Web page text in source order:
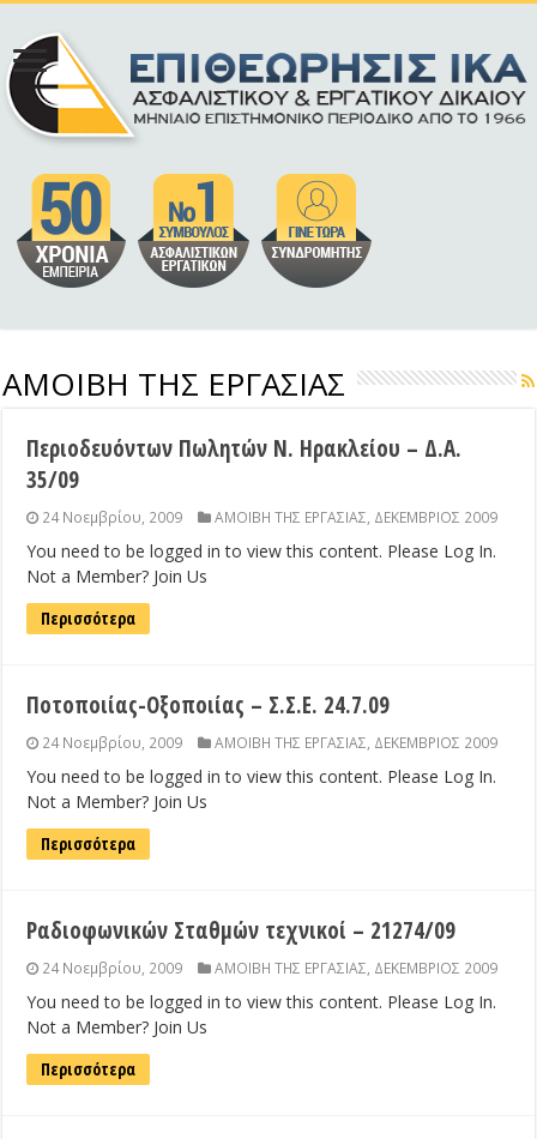
ΑΜΟΙΒΗ ΤΗΣ ΕΡΓΑΣΙΑΣ
Περιοδευόντων Πωλητών Ν. Ηρακλείου – Δ.Α.
35/09
24 Νοεμβρίου, 2009 ΑΜΟΙΒΗ ΤΗΣ ΕΡΓΑΣΙΑΣ, ΔΕΚΕΜΒΡΙΟΣ 2009
You need to be logged in to view this content. Please Log In.
Not a Member? Join Us
Περισσότερα
Ποτοποιίας-Οξοποιίας – Σ.Σ.Ε. 24.7.09
24 Νοεμβρίου, 2009 ΑΜΟΙΒΗ ΤΗΣ ΕΡΓΑΣΙΑΣ, ΔΕΚΕΜΒΡΙΟΣ 2009
You need to be logged in to view this content. Please Log In.
Not a Member? Join Us
Περισσότερα
Ραδιοφωνικών Σταθμών τεχνικοί – 21274/09
24 Νοεμβρίου, 2009 ΑΜΟΙΒΗ ΤΗΣ ΕΡΓΑΣΙΑΣ, ΔΕΚΕΜΒΡΙΟΣ 2009
You need to be logged in to view this content. Please Log In.
Not a Member? Join Us
Περισσότερα